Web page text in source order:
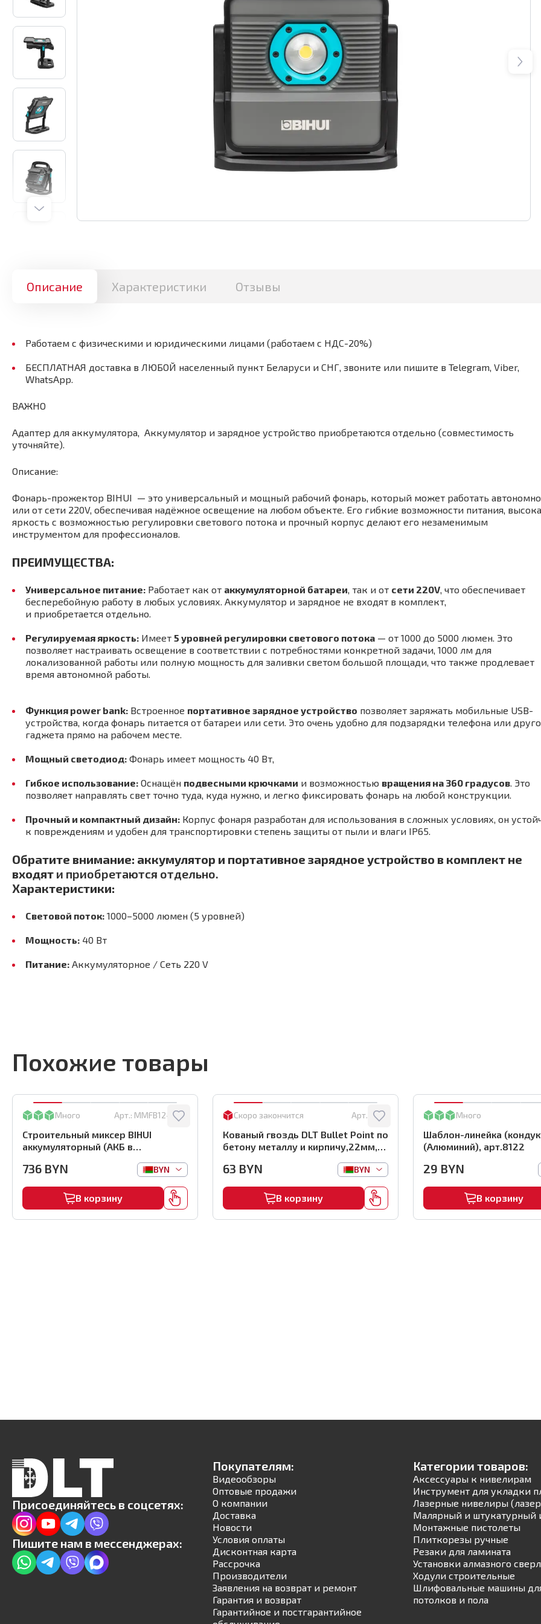
Описание Характеристики Отзывы
Работаем с физическими и юридическими лицами (работаем с НДС-20%)
БЕСПЛАТНАЯ доставка в ЛЮБОЙ населенный пункт Беларуси и СНГ, звоните или пишите в Telegram, Viber,
WhatsApp.
ВАЖНО
Адаптер для аккумулятора, Аккумулятор и зарядное устройство приобретаются отдельно (совместимость
уточняйте).
Описание:
Фонарь-прожектор BIHUI — это универсальный и мощный рабочий фонарь, который может работать автономно
или от сети 220V, обеспечивая надёжное освещение на любом объекте. Его гибкие возможности питания,
яркость с возможностью регулировки светового потока и прочный корпус делают его незаменимым
инструментом для профессионалов.
ПРЕИМУЩЕСТВА:
Универсальное питание: Работает как от аккумуляторной батареи, так и от сети 220V, что обеспечивает
бесперебойную работу в любых условиях. Аккумулятор и зарядное не входят в комплект,
и приобретается отдельно.
Регулируемая яркость: Имеет 5 уровней регулировки светового потока — от 1000 до 5000 люмен. Это
позволяет настраивать освещение в соответствии с потребностями конкретной задачи, 1000 лм для
локализованной работы или полную мощность для заливки светом большой площади, что также продлевает
время автономной работы.
Функция power bank: Встроенное портативное зарядное устройство позволяет заряжать мобильные USB-
устройства, когда фонарь питается от батареи или сети. Это очень удобно для подзарядки телефона или
гаджета прямо на рабочем месте.
Мощный светодиод: Фонарь имеет мощность 40 Вт,
Гибкое использование: Оснащён подвесными крючками и возможностью вращения на 360 градусов. Это
позволяет направлять свет точно туда, куда нужно, и легко фиксировать фонарь на любой конструкции.
Прочный и компактный дизайн: Корпус фонаря разработан для использования в сложных условиях, он
к повреждениям и удобен для транспортировки степень защиты от пыли и влаги IP65.
Обратите внимание: аккумулятор и портативное зарядное устройство в комплект не
входят и приобретаются отдельно.
Характеристики:
Световой поток: 1000–5000 люмен (5 уровней)
Мощность: 40 Вт
Питание: Аккумуляторное / Сеть 220 V
Похожие товары
Много Арт.: MMFB12-2-BC
Строительный миксер BIHUI
аккумуляторный (АКБ в
736 BYN BYN
В корзину
Скоро закончится Арт.: 0116
Кованый гвоздь DLT Bullet Point по
бетону металлу и кирпичу,22мм,
63 BYN BYN
В корзину
Много
Шаблон-линейка
(Алюминий), арт.8122
29 BYN
В корзину
Присоединяйтесь в соцсетях:
Пишите нам в мессенджерах:
Покупателям:
Видеообзоры
Оптовые продажи
О компании
Доставка
Новости
Условия оплаты
Дисконтная карта
Рассрочка
Производители
Заявления на возврат и ремонт
Гарантия и возврат
Гарантийное и постгарантийное
Категории товаров:
Аксессуары к нивелирам
Инструмент для укладки
Лазерные нивелиры
Малярный и штукатурный
Монтажные пистолеты
Плиткорезы ручные
Резаки для ламината
Установки алмазного
Ходули строительные
Шлифовальные машины
потолков и пола